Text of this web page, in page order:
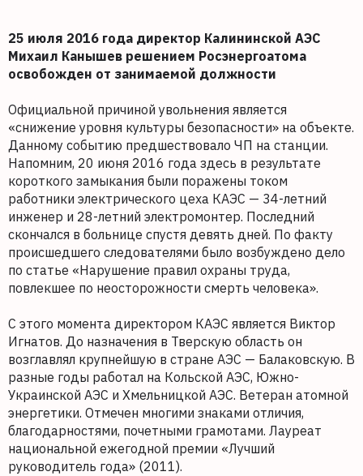
25 июля 2016 года директор Калининской АЭС
Михаил Канышев решением Росэнергоатома
освобожден от занимаемой должности
Официальной причиной увольнения является
«снижение уровня культуры безопасности» на объекте.
Данному событию предшествовало ЧП на станции.
Напомним, 20 июня 2016 года здесь в результате
короткого замыкания были поражены током
работники электрического цеха КАЭС — 34-летний
инженер и 28-летний электромонтер. Последний
скончался в больнице спустя девять дней. По факту
происшедшего следователями было возбуждено дело
по статье «Нарушение правил охраны труда,
повлекшее по неосторожности смерть человека».
С этого момента директором КАЭС является Виктор
Игнатов. До назначения в Тверскую область он
возглавлял крупнейшую в стране АЭС — Балаковскую. В
разные годы работал на Кольской АЭС, Южно-
Украинской АЭС и Хмельницкой АЭС. Ветеран атомной
энергетики. Отмечен многими знаками отличия,
благодарностями, почетными грамотами. Лауреат
национальной ежегодной премии «Лучший
руководитель года» (2011).